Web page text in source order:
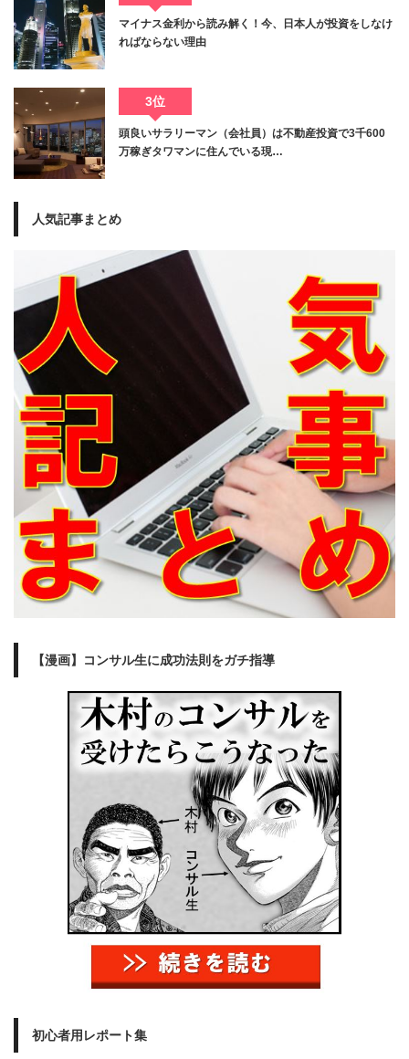
マイナス金利から読み解く！今、日本人が投資をしなけ
ればならない理由
3位
頭良いサラリーマン（会社員）は不動産投資で3千600
万稼ぎタワマンに住んでいる現…
人気記事まとめ
【漫画】コンサル生に成功法則をガチ指導
初心者用レポート集